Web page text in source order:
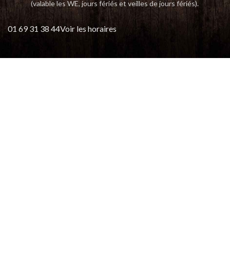
(valable les WE, jours fériés et veilles de jours fériés).
01 69 31 38 44Voir les horaires